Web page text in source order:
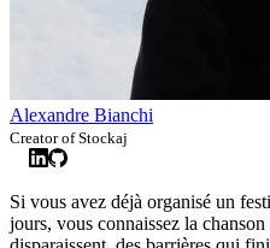
Alexandre Bianchi
Creator of Stockaj
Si vous avez déjà organisé un
jours, vous connaissez la